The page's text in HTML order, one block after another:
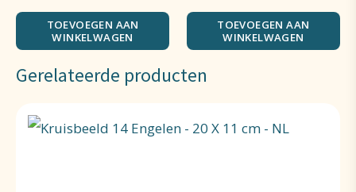
TOEVOEGEN AAN
WINKELWAGEN
TOEVOEGEN AAN
WINKELWAGEN
Gerelateerde producten